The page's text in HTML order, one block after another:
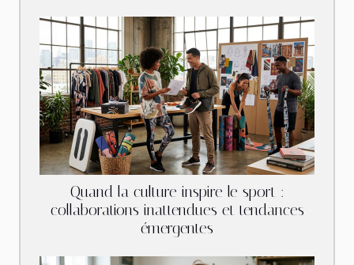
Quand la culture inspire le sport :
collaborations inattendues et tendances
émergentes